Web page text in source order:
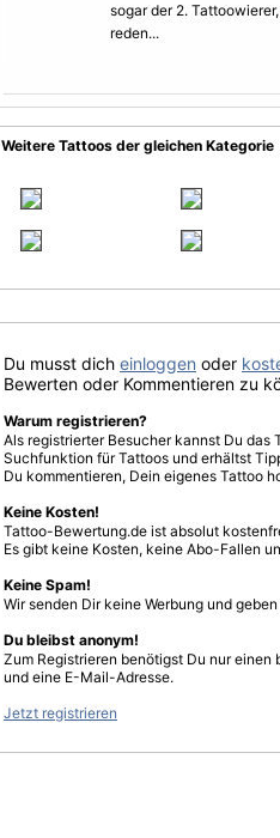
sogar der 2.
reden...
Weitere Tattoos der gleichen Kategorie
Du musst dich einloggen oder
Bewerten oder Kommentieren zu
Warum registrieren?
Als registrierter Besucher kannst Du
Suchfunktion für Tattoos und erhältst
Du kommentieren, Dein eigenes Tattoo
Keine Kosten!
Tattoo-Bewertung.de ist absolut
Es gibt keine Kosten, keine Abo-Fallen
Keine Spam!
Wir senden Dir keine Werbung und
Du bleibst anonym!
Zum Registrieren benötigst Du nur einen
und eine E-Mail-Adresse.
Jetzt registrieren